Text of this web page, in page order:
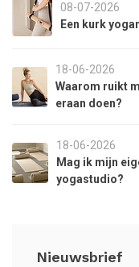
08-07-2026
Een kurk
18-06-2026
Waarom ruikt
eraan doen?
18-06-2026
Mag ik mijn
yogastudio?
Nieuwsbrief